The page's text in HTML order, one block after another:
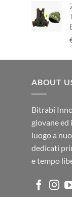
ABOUT
Bitrabi
giovane ed
luogo a
dedicati
e tempo